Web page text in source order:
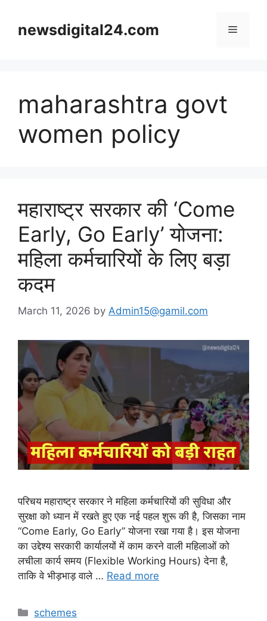
contentnewsdigital24.com Menu
maharashtra govt
women policy
महाराष्ट्र सरकार की ‘Come
Early, Go Early’ योजना:
महिला कर्मचारियों के लिए बड़ा
कदम
March 11, 2026 by Admin15@gamil.com
परिचय महाराष्ट्र सरकार ने महिला कर्मचारियों की सुविधा और
सुरक्षा को ध्यान में रखते हुए एक नई पहल शुरू की है, जिसका नाम
“Come Early, Go Early” योजना रखा गया है। इस योजना
का उद्देश्य सरकारी कार्यालयों में काम करने वाली महिलाओं को
लचीला कार्य समय (Flexible Working Hours) देना है,
ताकि वे भीड़भाड़ वाले … Read more
Categories
schemes